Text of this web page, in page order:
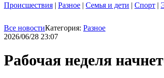
Происшествия | Разное | Семья и дети | Спорт |
Все новостиКатегория: Разное
2026/06/28 23:07
Рабочая неделя